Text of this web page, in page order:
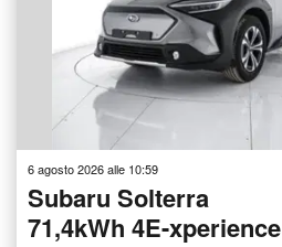
6 agosto 2026 alle 10:59
Subaru Solterra
71,4kWh 4E-xperience